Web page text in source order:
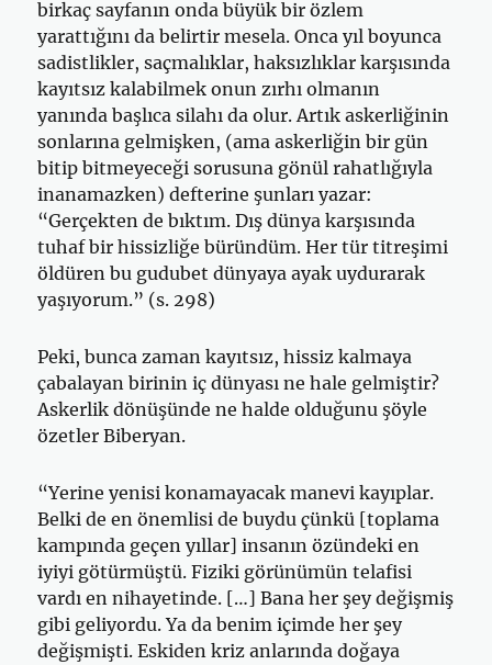
birkaç sayfanın onda büyük bir özlem
yarattığını da belirtir mesela. Onca yıl boyunca
sadistlikler, saçmalıklar, haksızlıklar karşısında
kayıtsız kalabilmek onun zırhı olmanın
yanında başlıca silahı da olur. Artık askerliğinin
sonlarına gelmişken, (ama askerliğin bir gün
bitip bitmeyeceği sorusuna gönül rahatlığıyla
inanamazken) defterine şunları yazar:
“Gerçekten de bıktım. Dış dünya karşısında
tuhaf bir hissizliğe büründüm. Her tür titreşimi
öldüren bu gudubet dünyaya ayak uydurarak
yaşıyorum.” (s. 298)
Peki, bunca zaman kayıtsız, hissiz kalmaya
çabalayan birinin iç dünyası ne hale gelmiştir?
Askerlik dönüşünde ne halde olduğunu şöyle
özetler Biberyan.
“Yerine yenisi konamayacak manevi kayıplar.
Belki de en önemlisi de buydu çünkü [toplama
kampında geçen yıllar] insanın özündeki en
iyiyi götürmüştü. Fiziki görünümün telafisi
vardı en niha­yetinde. […] Bana her şey değişmiş
gibi ge­liyordu. Ya da benim içimde her şey
değişmişti. Eskiden kriz anlarında doğaya